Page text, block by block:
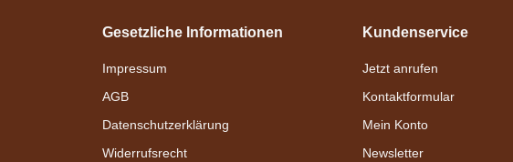
Gesetzliche Informationen
Impressum
AGB
Datenschutzerklärung
Widerrufsrecht
Kundenservice
Jetzt anrufen
Kontaktformular
Mein Konto
Newsletter